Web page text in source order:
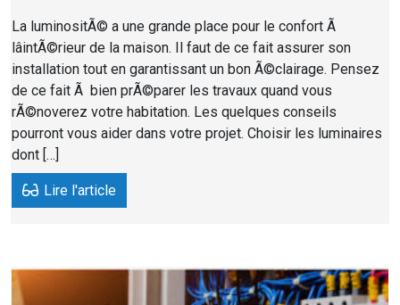
La luminositÃ© a une grande place pour le confort Ã
lâintÃ©rieur de la maison. Il faut de ce fait assurer son
installation tout en garantissant un bon Ã©clairage. Pensez
de ce fait Ã bien prÃ©parer les travaux quand vous
rÃ©noverez votre habitation. Les quelques conseils
pourront vous aider dans votre projet. Choisir les luminaires
dont […]
Lire l'article